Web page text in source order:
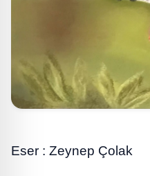
Eser : Zeynep Çolak